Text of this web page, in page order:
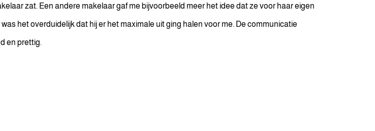
zat. Een andere makelaar gaf me bijvoorbeeld meer het idee dat ze voor haar eigen
het overduidelijk dat hij er het maximale uit ging halen voor me. De communicatie
en prettig.